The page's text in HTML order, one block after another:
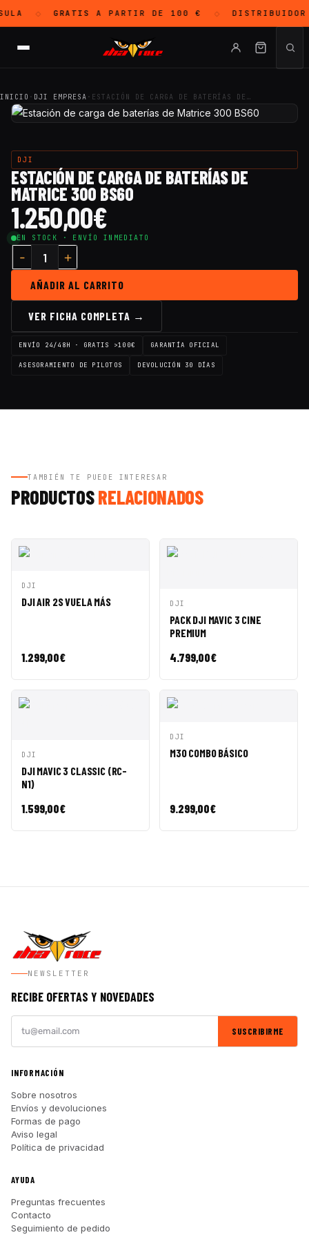
◇ GRATISA PARTIR DE 100 € ◇
INICIO · DJI EMPRESA · ESTACIÓN DE CARGA DE BATERÍAS DE…
DJI
ESTACIÓN DE CARGA DE BATERÍAS DE
MATRICE 300 BS60
1.250,00€
EN STOCK · ENVÍO INMEDIATO
AÑADIR AL CARRITO
VER FICHA COMPLETA →
ENVÍO 24/48H · GRATIS >100€ GARANTÍA OFICIAL
ASESORAMIENTO DE PILOTOS DEVOLUCIÓN 30 DÍAS
TAMBIÉN TE PUEDE INTERESAR
PRODUCTOSRELACIONADOS
VISTA
RÁPIDA
CESTA
DJI
DJI AIR 2S VUELA MÁS
1.299,00€
VISTA
RÁPIDA
CESTA
DJI
PACK DJI MAVIC 3 CINE
PREMIUM
4.799,00€
VISTA
RÁPIDA
CESTA
DJI
DJI MAVIC 3 CLASSIC (RC-
N1)
1.599,00€
VISTA
RÁPIDA
CESTA
DJI
M30 COMBO BÁSICO
9.299,00€
NEWSLETTER
RECIBE OFERTAS Y NOVEDADES
SUSCRIBIRME
INFORMACIÓN
Sobre nosotros
Envíos y devoluciones
Formas de pago
Aviso legal
Política de privacidad
AYUDA
Preguntas frecuentes
Contacto
Seguimiento de pedido